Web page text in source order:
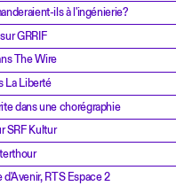
ils à l'ingénierie?
GRRIF
The Wire
La Liberté
dans une chorégraphie
SRF Kultur
RTS Espace 2